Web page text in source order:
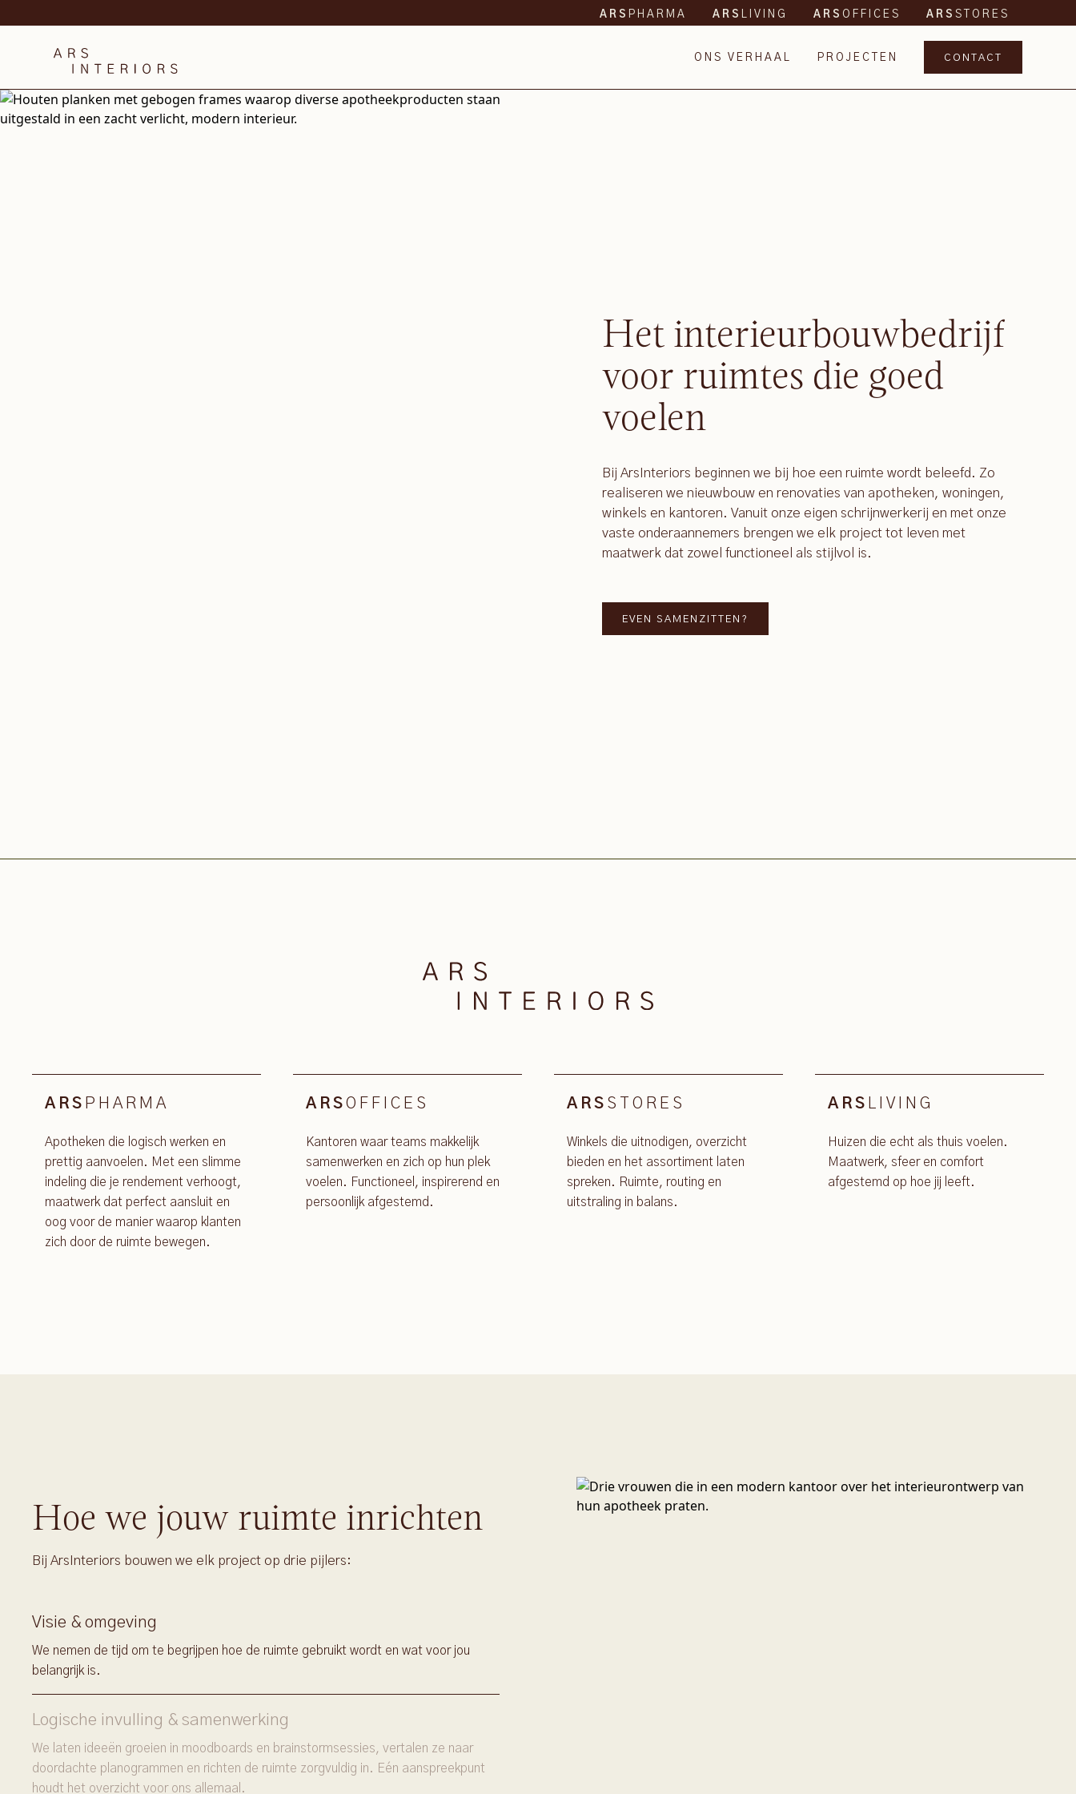
ARS PHARMA ARS LIVING ARS OFFICES ARS STORES
ONS VERHAAL PROJECTEN CONTACT
Het interieurbouwbedrijf
voor ruimtes die goed
voelen
Bij ArsInteriors beginnen we bij hoe een ruimte wordt beleefd. Zo
realiseren we nieuwbouw en renovaties van apotheken, woningen,
winkels en kantoren. Vanuit onze eigen schrijnwerkerij en met onze
vaste onderaannemers brengen we elk project tot leven met
maatwerk dat zowel functioneel als stijlvol is.
EVEN SAMENZITTEN?
ARS PHARMA
Apotheken die logisch werken en
prettig aanvoelen. Met een slimme
indeling die je rendement verhoogt,
maatwerk dat perfect aansluit en
oog voor de manier waarop klanten
zich door de ruimte bewegen.
ARS OFFICES
Kantoren waar teams makkelijk
samenwerken en zich op hun plek
voelen. Functioneel, inspirerend en
persoonlijk afgestemd.
ARS STORES
Winkels die uitnodigen, overzicht
bieden en het assortiment laten
spreken. Ruimte, routing en
uitstraling in balans.
ARS LIVING
Huizen die echt als thuis voelen.
Maatwerk, sfeer en comfort
afgestemd op hoe jij leeft.
Hoe we jouw ruimte inrichten
Bij ArsInteriors bouwen we elk project op drie pijlers:
Visie & omgeving
We nemen de tijd om te begrijpen hoe de ruimte gebruikt wordt en wat voor jou
belangrijk is.
Logische invulling & samenwerking
We laten ideeën groeien in moodboards en brainstormsessies, vertalen ze naar
doordachte planogrammen en richten de ruimte zorgvuldig in. Eén aanspreekpunt
houdt het overzicht voor ons allemaal.